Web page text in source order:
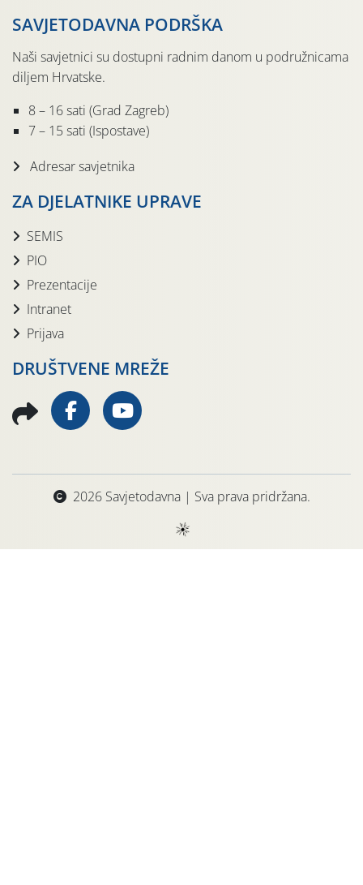
SAVJETODAVNA PODRŠKA
Naši savjetnici su dostupni radnim danom u podružnicama
diljem Hrvatske.
8 – 16 sati (Grad Zagreb)
7 – 15 sati (Ispostave)
Adresar savjetnika
ZA DJELATNIKE UPRAVE
SEMIS
PIO
Prezentacije
Intranet
Prijava
DRUŠTVENE MREŽE
2026 Savjetodavna | Sva prava pridržana.